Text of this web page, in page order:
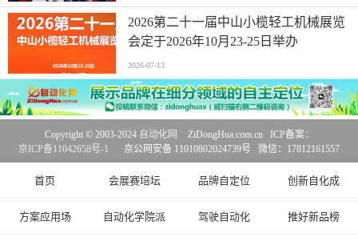
栉风沐雨十六载 匠心保障再起航 ——
写在第三十二届兰洽会盛大开幕之际
2026-07-13
中国科学院学部第十届学术年会全体院
士学术报告会在京举办
2026北京・昌平生命科学论坛、第43届
首页 会展赛培坛 品牌自定位 创新自化成
方案应用场 自动化学院派 驾驶自动化 推好新品榜